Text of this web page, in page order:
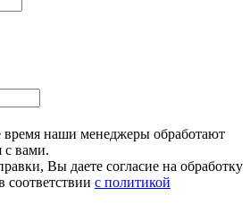
наши менеджеры обработают
с вами.
Вы даете согласие на обработку
с политикой